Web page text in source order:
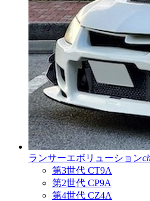
ランサーエボリューション
第3世代 CT9A
第2世代 CP9A
第4世代 CZ4A